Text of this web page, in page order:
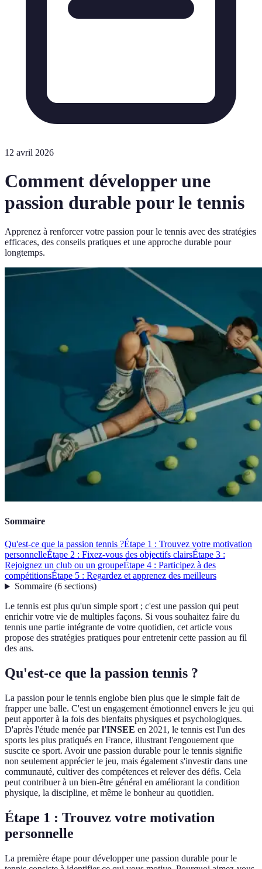
12 avril 2026
Comment développer une
passion durable pour le tennis
Apprenez à renforcer votre passion pour le tennis avec des stratégies
efficaces, des conseils pratiques et une approche durable pour
longtemps.
Sommaire
Qu'est-ce que la passion tennis ?Étape 1 : Trouvez votre motivation
personnelleÉtape 2 : Fixez-vous des objectifs clairsÉtape 3 :
Rejoignez un club ou un groupeÉtape 4 : Participez à des
compétitionsÉtape 5 : Regardez et apprenez des meilleurs
Sommaire(6 sections)
Le tennis est plus qu'un simple sport ; c'est une passion qui peut
enrichir votre vie de multiples façons. Si vous souhaitez faire du
tennis une partie intégrante de votre quotidien, cet article vous
propose des stratégies pratiques pour entretenir cette passion au fil
des ans.
Qu'est-ce que la passion tennis ?
La passion pour le tennis englobe bien plus que le simple fait de
frapper une balle. C'est un engagement émotionnel envers le jeu qui
peut apporter à la fois des bienfaits physiques et psychologiques.
D'après l'étude menée parl'INSEE en 2021, le tennis est l'un des
sports les plus pratiqués en France, illustrant l'engouement que
suscite ce sport. Avoir une passion durable pour le tennis signifie
non seulement apprécier le jeu, mais également s'investir dans une
communauté, cultiver des compétences et relever des défis. Cela
peut contribuer à un bien-être général en améliorant la condition
physique, la discipline, et même le bonheur au quotidien.
Étape 1 : Trouvez votre motivation
personnelle
La première étape pour développer une passion durable pour le